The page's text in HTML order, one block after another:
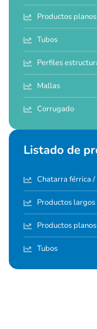
Productos planos
Tubos
Perfiles
Mallas
Corrugado
Listado de
Chatarra férrica
Productos largos
Productos planos
Tubos